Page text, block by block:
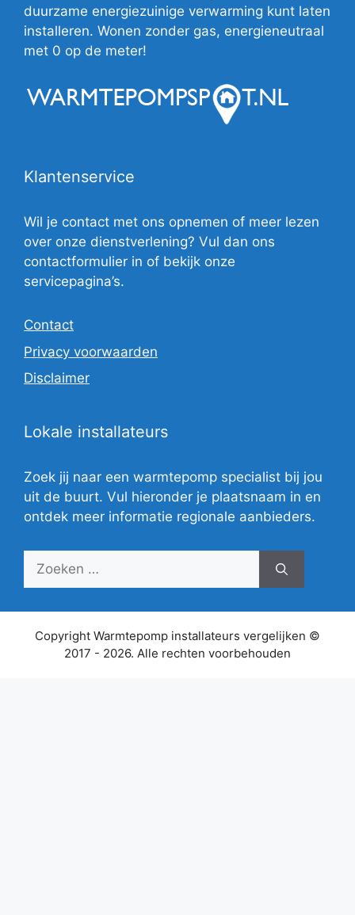
duurzame energiezuinige verwarming kunt laten
installeren. Wonen zonder gas, energieneutraal
met 0 op de meter!
Klantenservice
Wil je contact met ons opnemen of meer lezen
over onze dienstverlening? Vul dan ons
contactformulier in of bekijk onze
servicepagina’s.
Contact
Privacy voorwaarden
Disclaimer
Lokale installateurs
Zoek jij naar een warmtepomp specialist bij jou
uit de buurt. Vul hieronder je plaatsnaam in en
ontdek meer informatie regionale aanbieders.
Zoek
Copyright Warmtepomp installateurs vergelijken ©
2017 - 2026. Alle rechten voorbehouden